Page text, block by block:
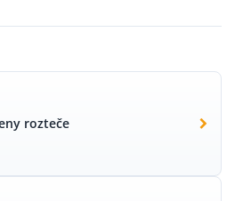
rozteče